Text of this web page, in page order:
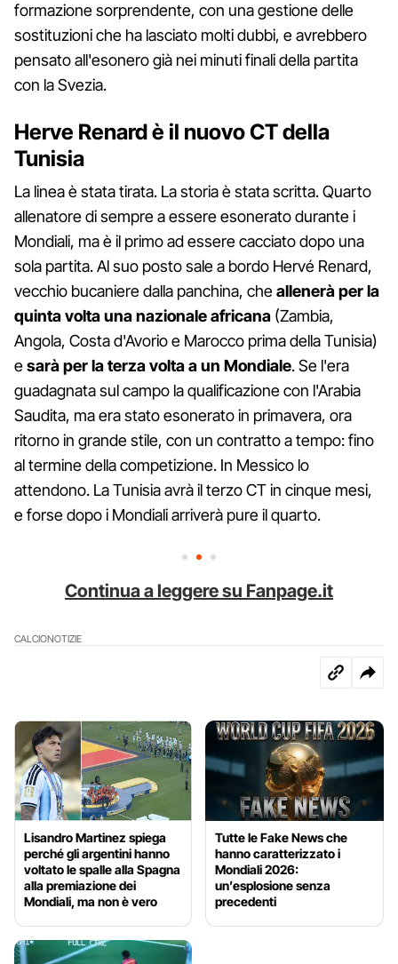
formazione sorprendente, con una gestione delle
sostituzioni che ha lasciato molti dubbi, e avrebbero
pensato all'esonero già nei minuti finali della partita
con la Svezia.
Herve Renard è il nuovo CT della
Tunisia
La linea è stata tirata. La storia è stata scritta. Quarto
allenatore di sempre a essere esonerato durante i
Mondiali, ma è il primo ad essere cacciato dopo una
sola partita. Al suo posto sale a bordo Hervé Renard,
vecchio bucaniere dalla panchina, cheallenerà per la
quinta volta una nazionale africana (Zambia,
Angola, Costa d'Avorio e Marocco prima della Tunisia)
esarà per la terza volta a un Mondiale. Se l'era
guadagnata sul campo la qualificazione con l'Arabia
Saudita, ma era stato esonerato in primavera, ora
ritorno in grande stile, con un contratto a tempo: fino
al termine della competizione. In Messico lo
attendono. La Tunisia avrà il terzo CT in cinque mesi,
e forse dopo i Mondiali arriverà pure il quarto.
Continua a leggere su Fanpage.it
CALCIONOTIZIE
Lisandro Martinez spiega
perché gli argentini hanno
voltato le spalle alla Spagna
alla premiazione dei
Mondiali, ma non è vero
Tutte le Fake News che
hanno caratterizzato i
Mondiali 2026:
un’esplosione senza
precedenti